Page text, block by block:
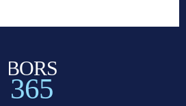
BORS
365